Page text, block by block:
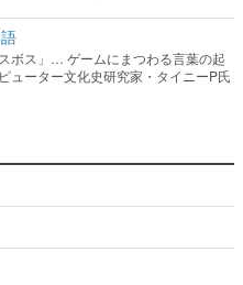
ボス」… ゲームにまつわる言葉の起
ューター文化史研究家・タイニーP氏